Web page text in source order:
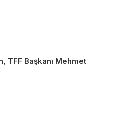
TFF Başkanı Mehmet